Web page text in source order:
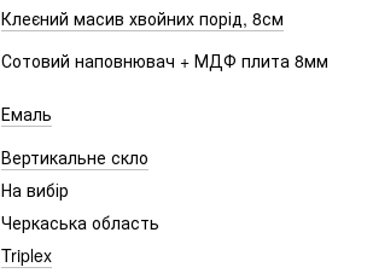
Клеєний масив хвойних порід, 8см
Сотовий наповнювач + МДФ плита 8мм
Емаль
Вертикальне скло
На вибір
Черкаська область
Triplex